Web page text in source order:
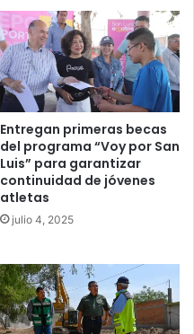
Entregan primeras becas
del programa “Voy por San
Luis” para garantizar
continuidad de jóvenes
atletas
julio 4, 2025